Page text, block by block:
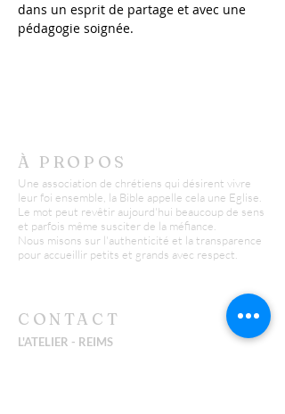
dans un esprit de partage et avec une
pédagogie soignée.
À PROPOS
Une association de chrétiens qui désirent vivre
leur foi ensemble, la Bible appelle cela une Eglise.
Le mot peut revêtir aujourd'hui beaucoup de sens
et parfois même susciter de la méfiance.
Nous misons sur l'authenticité et la transparence
pour accueillir petits et grands avec respect.
CONTACT
L'ATELIER - REIMS